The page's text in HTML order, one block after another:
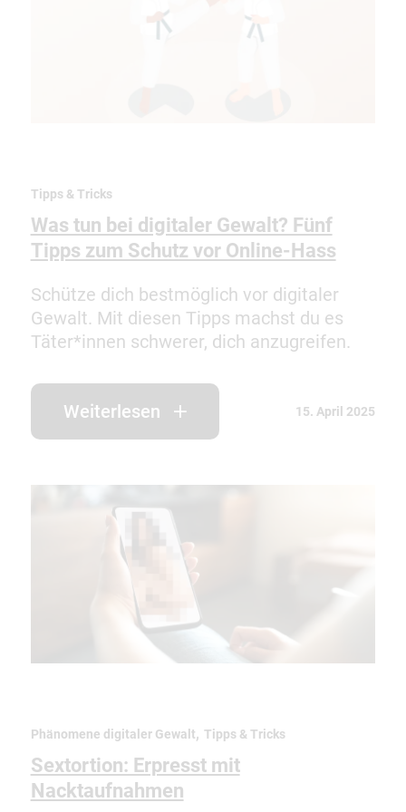
Tipps & Tricks
Was tun bei digitaler Gewalt? Fünf
Tipps zum Schutz vor Online-Hass
Schütze dich bestmöglich vor digitaler
Gewalt. Mit diesen Tipps machst du es
Täter*innen schwerer, dich anzugreifen.
Weiterlesen 15. April 2025
Phänomene digitaler Gewalt, Tipps & Tricks
Sextortion: Erpresst mit
Nacktaufnahmen